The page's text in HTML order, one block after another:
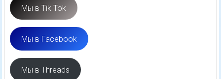
Мы в Tik Tok
Мы в Facebook
Мы в Threads